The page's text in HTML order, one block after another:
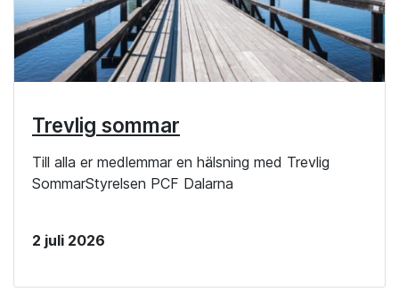
Trevlig sommar
Till alla er medlemmar en hälsning med Trevlig
SommarStyrelsen PCF Dalarna
2 juli 2026